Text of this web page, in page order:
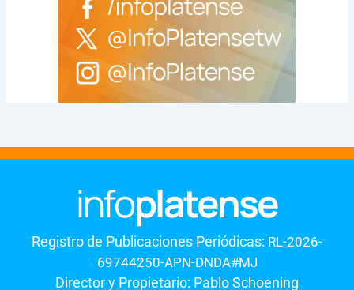
Registro de Publicaciones Periódicas: RL-2026-
69744250-APN-DNDA#MJ
Director y Propietario: Pablo Schoening